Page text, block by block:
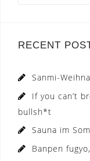
RECENT
Sanmi-
If you can’t
bullsh*t
Sauna im
Banpen